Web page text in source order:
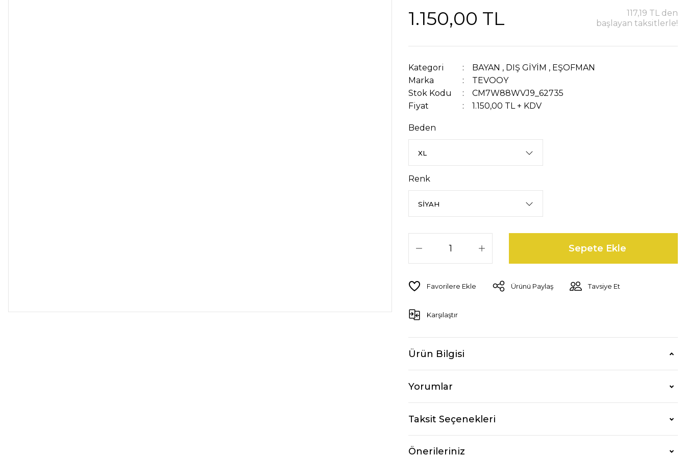
1.150,00 TL
117,19 TL den
başlayan taksitlerle!
Kategori BAYAN , DIŞ GİYİM , EŞOFMAN
Marka
TEVOOY
Stok Kodu
CM7W88WVJ9_62735
Fiyat
1.150,00 TL + KDV
Beden
Renk
Sepete Ekle
Ürünü Paylaş Tavsiye Et
Karşılaştır
Ürün Bilgisi
Yorumlar
Taksit Seçenekleri
Önerileriniz